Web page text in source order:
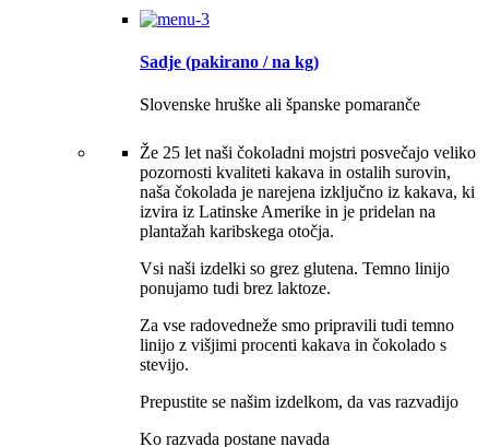
Sadje (pakirano / na kg)
Slovenske hruške ali španske pomaranče
Že 25 let naši čokoladni mojstri posvečajo veliko
pozornosti kvaliteti kakava in ostalih surovin,
naša čokolada je narejena izključno iz kakava, ki
izvira iz Latinske Amerike in je pridelan na
plantažah karibskega otočja.
Vsi naši izdelki so grez glutena. Temno linijo
ponujamo tudi brez laktoze.
Za vse radovedneže smo pripravili tudi temno
linijo z višjimi procenti kakava in čokolado s
stevijo.
Prepustite se našim izdelkom, da vas razvadijo
Ko razvada postane navada